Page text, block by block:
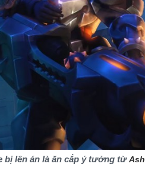
bị lên án là ăn cắp ý tưởng từAsh